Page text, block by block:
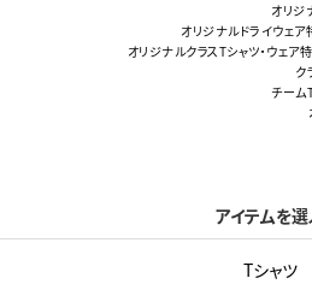
オリジ
オリジナルドライウェア
オリジナルクラスTシャツ・ウェア
ク
チーム
アイテムを
Tシャツ